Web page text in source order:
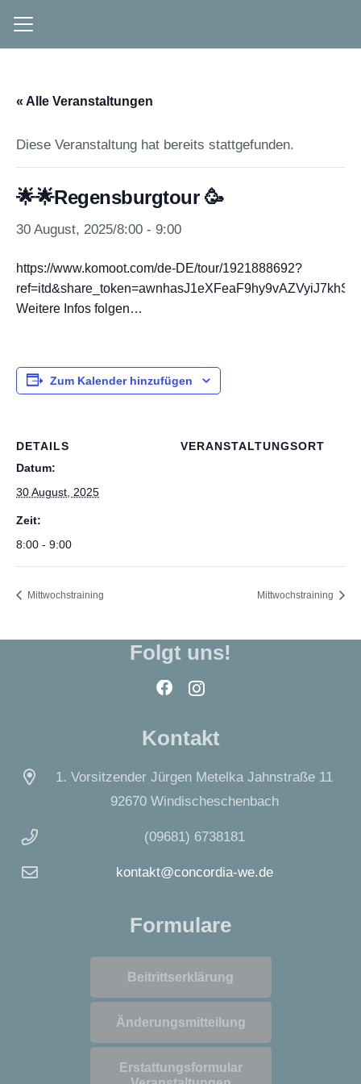
« Alle Veranstaltungen
Diese Veranstaltung hat bereits stattgefunden.
🌟🌟Regensburgtour 🥳
30 August, 2025/8:00 - 9:00
https://www.komoot.com/de-DE/tour/1921888692?
Weitere Infos folgen…
Zum Kalender hinzufügen
DETAILS
Datum:
30 August, 2025
Zeit:
8:00 - 9:00
VERANSTALTUNGSORT
Mittwochstraining Mittwochstraining
Folgt uns!
Kontakt
1. Vorsitzender Jürgen Metelka Jahnstraße 11
92670 Windischeschenbach
(09681) 6738181
kontakt@concordia-we.de
Formulare
Beitrittserklärung
Änderungsmitteilung
Erstattungsformular